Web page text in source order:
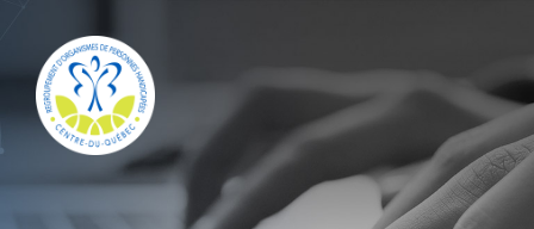
Offre d’emploi
Facebook